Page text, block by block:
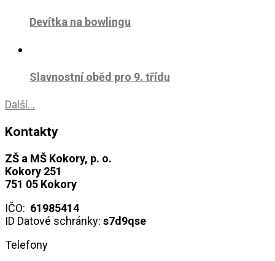
Devítka na bowlingu
Slavnostní oběd pro 9. třídu
Další...
Kontakty
ZŠ a MŠ Kokory, p. o.
Kokory 251
751 05 Kokory
IČO: 61985414
ID Datové schránky: s7d9qse
Telefony